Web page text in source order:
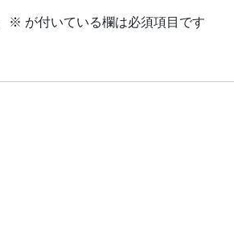
※ が付いている欄は必須項目です